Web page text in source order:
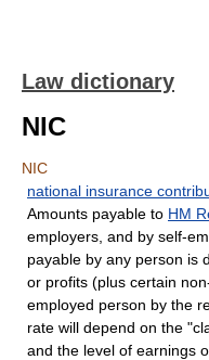
Law dictionary
NIC
NIC
national insurance
Amounts payable to HM
employers, and by self-
payable by any person is
or profits (plus certain
employed person by the
rate will depend on the
and the level of earnings